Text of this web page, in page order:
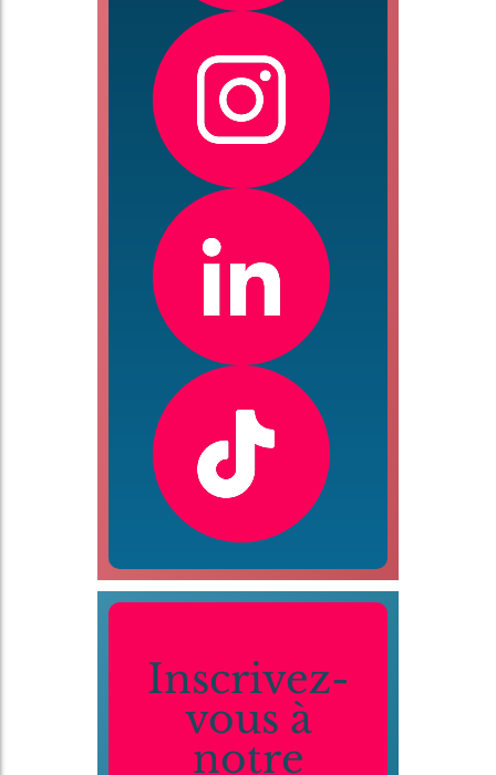
Inscrivez-
vous à
notre